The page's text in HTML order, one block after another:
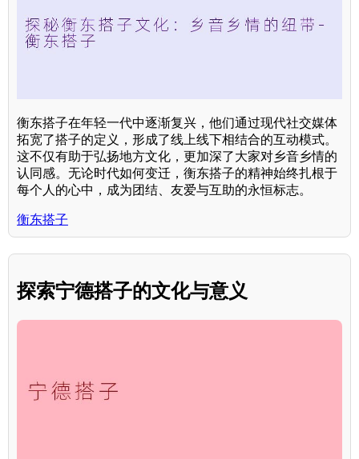
衡东搭子在年轻一代中逐渐复兴，他们通过现代社交媒体
拓宽了搭子的定义，形成了线上线下相结合的互动模式。
这不仅有助于弘扬地方文化，更加深了大家对乡音乡情的
认同感。无论时代如何变迁，衡东搭子的精神始终扎根于
每个人的心中，成为团结、友爱与互助的永恒标志。
衡东搭子
探索宁德搭子的文化与意义